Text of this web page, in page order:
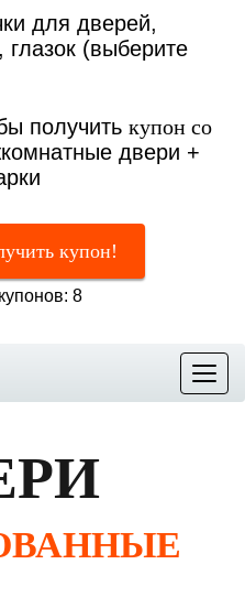
для дверей,
глазок (выберите
получить купон со
двери +
купон!
8
Меню